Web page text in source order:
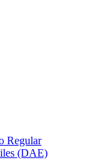
Regular
(DAE)